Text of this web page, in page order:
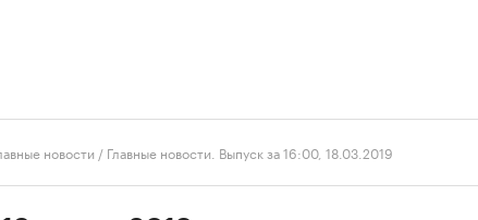
новости / Главные новости. Выпуск за 16:00, 18.03.2019